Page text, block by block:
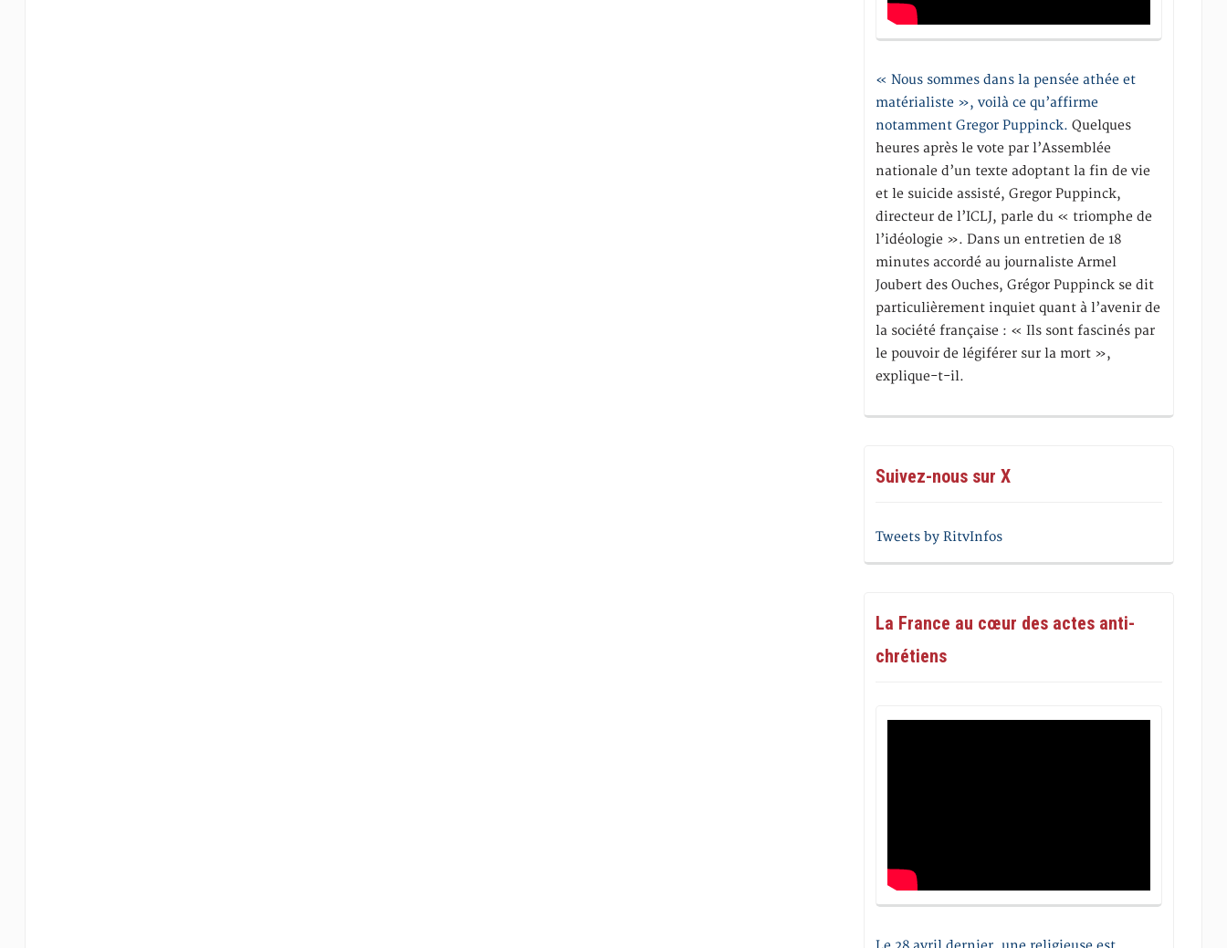
« Nous sommes dans la pensée athée et
matérialiste », voilà ce qu’affirme
notamment Gregor Puppinck. Quelques
heures après le vote par l’Assemblée
nationale d’un texte adoptant la fin de vie
et le suicide assisté, Gregor Puppinck,
directeur de l’ICLJ, parle du « triomphe de
l’idéologie ». Dans un entretien de 18
minutes accordé au journaliste Armel
Joubert des Ouches, Grégor Puppinck se dit
particulièrement inquiet quant à l’avenir de
la société française : « Ils sont fascinés par
le pouvoir de légiférer sur la mort »,
explique-t-il.
Suivez-nous sur X
Tweets by RitvInfos
La France au cœur des actes anti-
chrétiens